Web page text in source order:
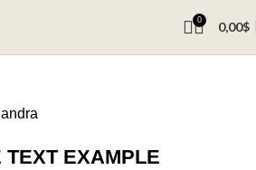
0 0,00$
TEXT EXAMPLE